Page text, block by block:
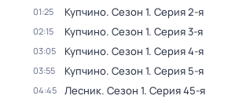
01:25 Купчино. Сезон 1. Серия 2-я
02:15 Купчино. Сезон 1. Серия 3-я
03:05 Купчино. Сезон 1. Серия 4-я
03:55 Купчино. Сезон 1. Серия 5-я
04:45 Лесник. Сезон 1. Серия 45-я